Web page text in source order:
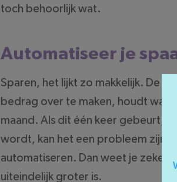
toch behoorlijk wat.
Automatiseer je
Sparen, het lijkt zo makkelijk. De
bedrag over te maken, houdt
maand. Als dit één keer gebeurt,
wordt, kan het een probleem zijn.
automatiseren. Dan weet je zeker
uiteindelijk groter is.